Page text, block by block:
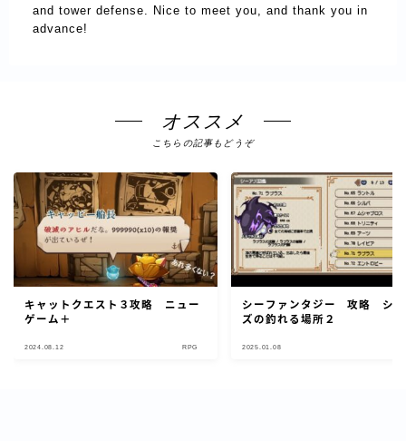
and tower defense. Nice to meet you, and thank you in
advance!
オススメ
こちらの記事もどうぞ
キャットクエスト３攻略 ニュー
ゲーム＋
2024.08.12 RPG
シーファンタジー 攻略 シ
ズの釣れる場所２
2025.01.08